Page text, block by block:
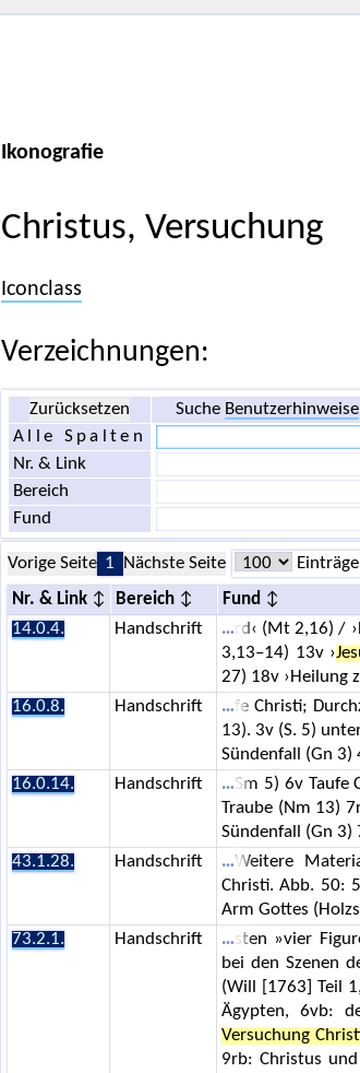
Ikonografie
Christus, Versuchung
Iconclass
Verzeichnungen:
Zurücksetzen Suche Benutzerhinweise
Alle Spalten
Nr. & Link
Bereich
Fund
Vorige Seite 1 Nächste Seite
Nr. & Link Bereich
Fund
14.0.4.
Handschrift
rd‹ (Mt 2,16) /
3,13–14) 13v ›
27) 18v ›Heilung
16.0.8.
Handschrift
fe Christi;
13). 3v (S. 5)
Sündenfall (Gn 3)
16.0.14.
Handschrift
Sm 5) 6v Taufe
Traube (Nm 13)
Sündenfall (Gn 3)
43.1.28.
Handschrift
Weitere
Christi. Abb. 50:
Arm Gottes
73.2.1.
Handschrift
sten »vier
bei den Szenen
(Will [1763] Teil
Ägypten, 6vb:
Versuchung
9rb: Christus